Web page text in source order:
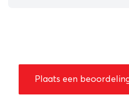
Plaats een